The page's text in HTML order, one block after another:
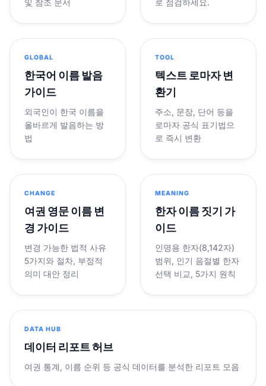
GLOBAL
한국어 이름 발음
가이드
외국인이 한국 이름을
올바르게 발음하는 방
법
TOOL
텍스트 로마자 변
환기
주소, 문장, 단어 등을
로마자 공식 표기법으
로 즉시 변환
CHANGE
여권 영문 이름 변
경 가이드
변경 가능한 법적 사유
5가지와 절차, 부정적
의미 대안 정리
MEANING
한자 이름 짓기 가
이드
인명용 한자(8,142자)
범위, 인기 음절별 한자
선택 비교, 5가지 원칙
DATA HUB
데이터 리포트 허브
여권 통계, 이름 순위 등 공식 데이터를 분석한 리포트 모음